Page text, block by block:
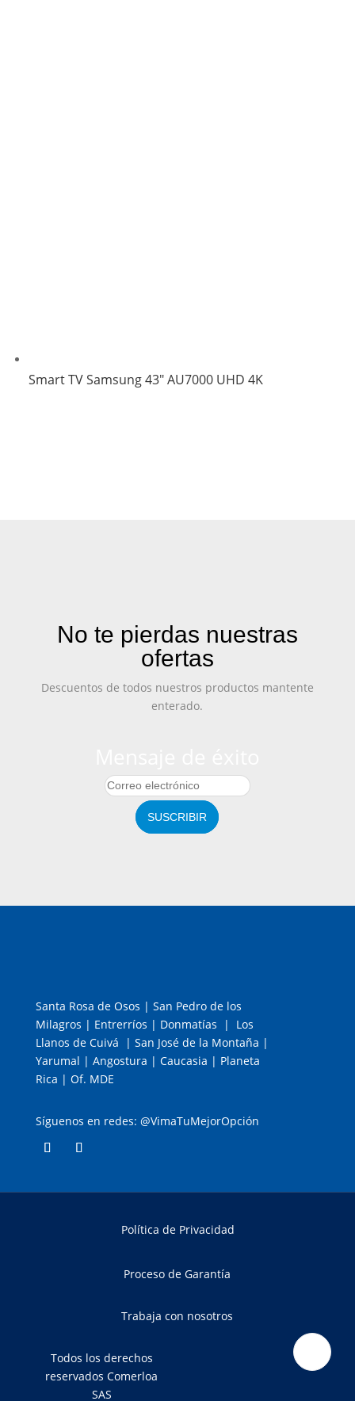
Smart TV Samsung 43″ AU7000 UHD 4K
No te pierdas nuestras
ofertas
Descuentos de todos nuestros productos mantente
enterado.
SUSCRIBIR
Santa Rosa de Osos | San Pedro de los
Milagros | Entrerríos | Donmatías | Los
Llanos de Cuivá | San José de la Montaña |
Yarumal | Angostura | Caucasia | Planeta
Rica | Of. MDE
Síguenos en redes: @VimaTuMejorOpción
Política de Privacidad
Proceso de Garantía
Trabaja con nosotros
Todos los derechos
reservados Comerloa
SAS